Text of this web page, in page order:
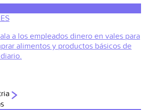
a los empleados dinero en vales para
alimentos y productos básicos de